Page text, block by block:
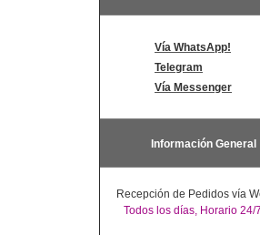
Vía WhatsApp!
Telegram
Vía Messenger
Información General
Recepción de Pedidos vía
Todos los días, Horario 24/